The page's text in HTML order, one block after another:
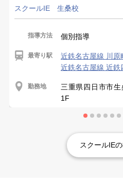
スクールIE 生桑校
指導方法 個別指導
最寄り駅
近鉄名古屋線 川原
近鉄名古屋線 近鉄
勤務地
三重県四日市市
1F
スクールIE